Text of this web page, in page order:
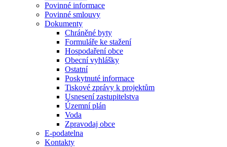
Povinné informace
Povinné smlouvy
Dokumenty
Chráněné byty
Formuláře ke stažení
Hospodaření obce
Obecní vyhlášky
Ostatní
Poskytnuté informace
Tiskové zprávy k projektům
Usnesení zastupitelstva
Územní plán
Voda
Zpravodaj obce
E-podatelna
Kontakty